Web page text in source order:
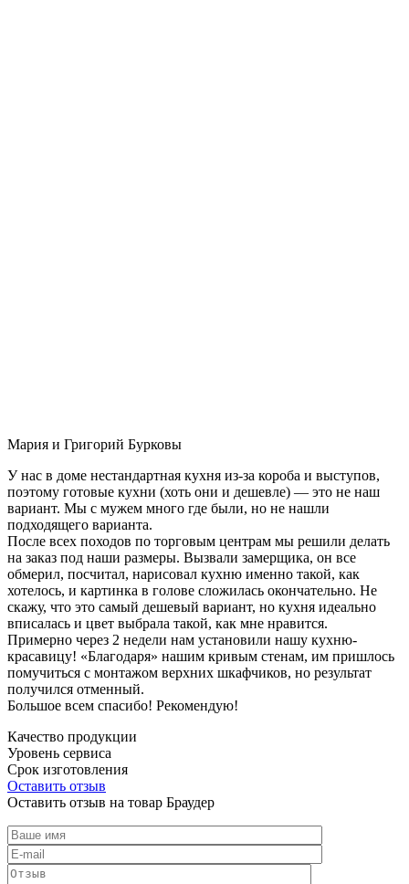
Мария и Григорий Бурковы
У нас в доме нестандартная кухня из-за короба и выступов,
поэтому готовые кухни (хоть они и дешевле) — это не наш
вариант. Мы с мужем много где были, но не нашли
подходящего варианта.
После всех походов по торговым центрам мы решили делать
на заказ под наши размеры. Вызвали замерщика, он все
обмерил, посчитал, нарисовал кухню именно такой, как
хотелось, и картинка в голове сложилась окончательно. Не
скажу, что это самый дешевый вариант, но кухня идеально
вписалась и цвет выбрала такой, как мне нравится.
Примерно через 2 недели нам установили нашу кухню-
красавицу! «Благодаря» нашим кривым стенам, им пришлось
помучиться с монтажом верхних шкафчиков, но результат
получился отменный.
Большое всем спасибо! Рекомендую!
Качество продукции
Уровень сервиса
Срок изготовления
Оставить отзыв
Оставить отзыв на товар Браудер